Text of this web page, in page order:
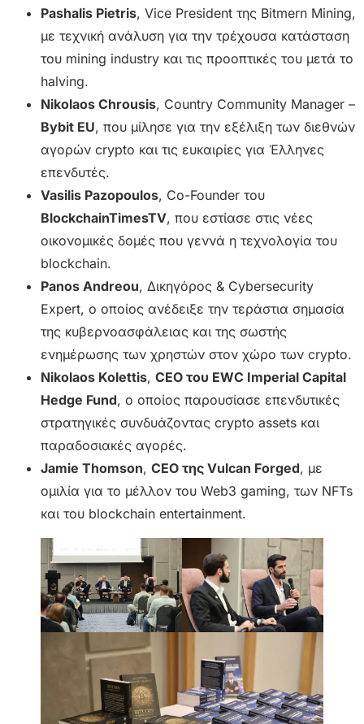
Pashalis Pietris, Vice President της Bitmern Mining,
με τεχνική ανάλυση για την τρέχουσα κατάσταση
του mining industry και τις προοπτικές του μετά το
halving.
Nikolaos Chrousis, Country Community Manager –
Bybit EU, που μίλησε για την εξέλιξη των διεθνών
αγορών crypto και τις ευκαιρίες για Έλληνες
επενδυτές.
Vasilis Pazopoulos, Co-Founder του
BlockchainTimesTV, που εστίασε στις νέες
οικονομικές δομές που γεννά η τεχνολογία του
blockchain.
Panos Andreou, Δικηγόρος & Cybersecurity
Expert, ο οποίος ανέδειξε την τεράστια σημασία
της κυβερνοασφάλειας και της σωστής
ενημέρωσης των χρηστών στον χώρο των crypto.
Nikolaos Kolettis, CEO του EWC Imperial Capital
Hedge Fund, ο οποίος παρουσίασε επενδυτικές
στρατηγικές συνδυάζοντας crypto assets και
παραδοσιακές αγορές.
Jamie Thomson, CEO της Vulcan Forged, με
ομιλία για το μέλλον του Web3 gaming, των NFTs
και του blockchain entertainment.